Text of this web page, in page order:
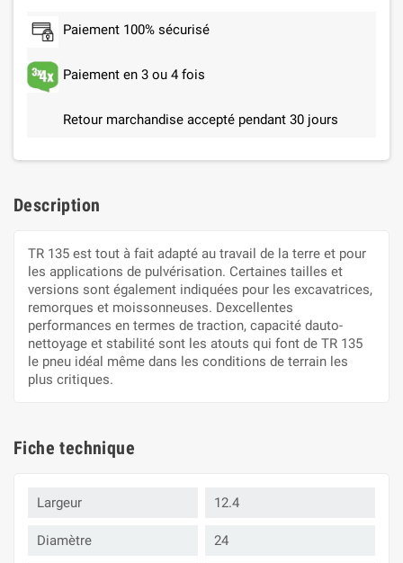
Paiement 100% sécurisé
Paiement en 3 ou 4 fois
Retour marchandise accepté pendant 30 jours
Description
TR 135 est tout à fait adapté au travail de la terre et pour
les applications de pulvérisation. Certaines tailles et
versions sont également indiquées pour les excavatrices,
remorques et moissonneuses. Dexcellentes
performances en termes de traction, capacité dauto-
nettoyage et stabilité sont les atouts qui font de TR 135
le pneu idéal même dans les conditions de terrain les
plus critiques.
Fiche technique
Largeur 12.4
Diamètre 24